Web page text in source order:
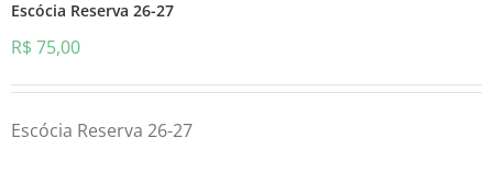
Escócia Reserva 26-27
R$ 75,00
Escócia Reserva 26-27